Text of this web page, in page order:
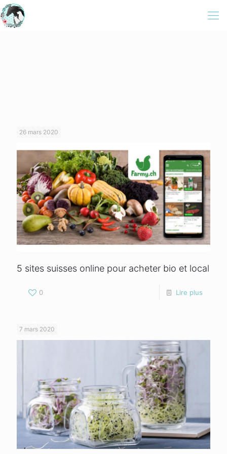
26 mars 2020
5 sites suisses online pour acheter bio et local
0 Lire plus
7 mars 2020